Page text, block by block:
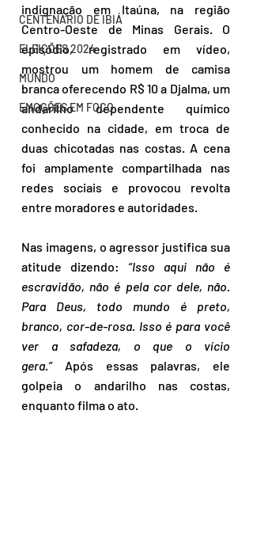
CENTENÁRIO DE IBIÁ
ELEIÇÕES 2024
MUNDO
EMOÇÕES EM FOCO
indignação em Itaúna, na região
Centro-Oeste de Minas Gerais. O
episódio, registrado em vídeo,
mostrou um homem de camisa
branca oferecendo R$ 10 a Djalma, um
andarilho dependente químico
conhecido na cidade, em troca de
duas chicotadas nas costas. A cena
foi amplamente compartilhada nas
redes sociais e provocou revolta
entre moradores e autoridades.
Nas imagens, o agressor justifica sua
atitude dizendo: “Isso aqui não é
escravidão, não é pela cor dele, não.
Para Deus, todo mundo é preto,
branco, cor-de-rosa. Isso é para você
ver a safadeza, o que o vício
gera.” Após essas palavras, ele
golpeia o andarilho nas costas,
enquanto filma o ato.